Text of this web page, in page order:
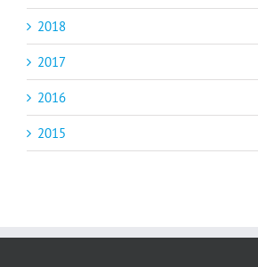
2018
2017
2016
2015